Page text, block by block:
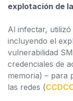
explotación de
Al infectar,
incluyendo el
vulnerabilidad
credenciales de
memoria) – para
las redes (